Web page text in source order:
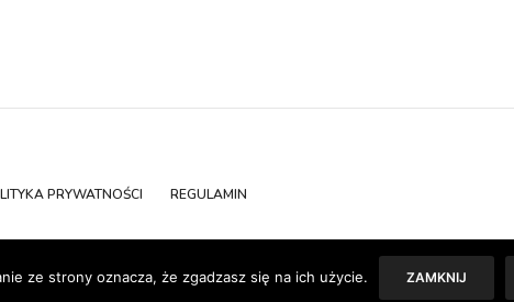
PRYWATNOŚCI REGULAMIN
ze strony oznacza, że zgadzasz się na ich użycie. ZAMKNIJ